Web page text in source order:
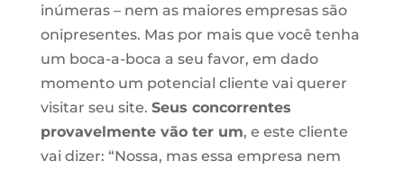
inúmeras – nem as maiores empresas são
onipresentes. Mas por mais que você tenha
um boca-a-boca a seu favor, em dado
momento um potencial cliente vai querer
visitar seu site. Seus concorrentes
provavelmente vão ter um, e este cliente
vai dizer: “Nossa, mas essa empresa nem